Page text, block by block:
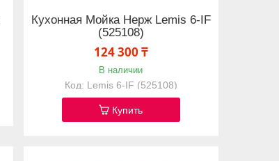
Кухонная Мойка Нерж Lemis 6-IF
(525108)
124 300 ₸
В наличии
Lemis 6-IF (525108)
Купить